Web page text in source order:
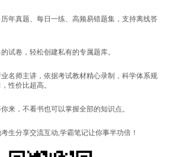
年真题、每日一练、高频易错题集，支持离线答
试卷，轻松创建私有的专属题库。
名师主讲，依据考试教材精心录制，科学体系规
性价比超高。
来，不看书也可以掌握全部的知识点。
生分享交流互动,学霸笔记让你事半功倍！